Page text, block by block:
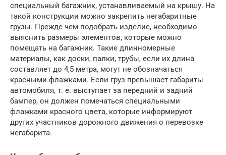
специальный багажник, устанавливаемый на крышу. На
такой конструкции можно закрепить негабаритные
грузы. Прежде чем подобрать изделие, необходимо
выяснить размеры элементов, которые можно
помещать на багажник. Такие длинномерные
материалы, как доски, палки, трубы, если их длина
составляет до 4,5 метра, могут не обозначаться
красными флажками. Если груз превышает габариты
автомобиля, т. е. выступает за передний и задний
бампер, он должен помечаться специальными
флажками красного цвета, которые информируют
других участников дорожного движения о перевозке
негабарита.